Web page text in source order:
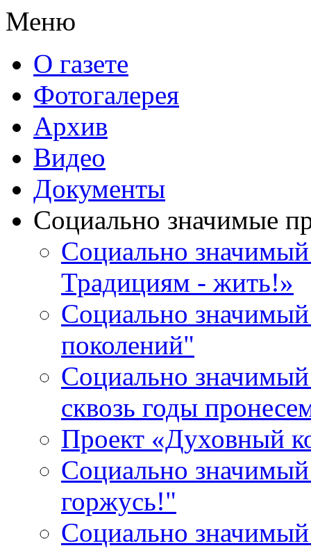
Меню
О газете
Фотогалерея
Архив
Видео
Документы
Социально значимые
Социально
Традициям - жить!»
Социально значимый
поколений"
Социально
сквозь годы
Проект «Духовный
Социально
горжусь!"
Социально